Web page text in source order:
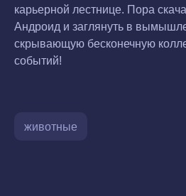
карьерной лестнице. Пора
Андроид и заглянуть в
скрывающую бесконечную
событий!
животные